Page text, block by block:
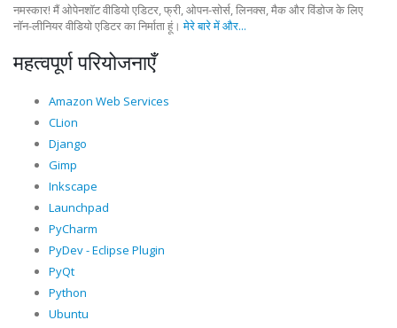
नमस्कार! मैं ओपेनशॉट वीडियो एडिटर, फ्री, ओपन-सोर्स, लिनक्स, मैक और विंडोज के लिए
नॉन-लीनियर वीडियो एडिटर का निर्माता हूं।मेरे बारे में और...
महत्वपूर्ण परियोजनाएँ
Amazon Web Services
CLion
Django
Gimp
Inkscape
Launchpad
PyCharm
PyDev - Eclipse Plugin
PyQt
Python
Ubuntu